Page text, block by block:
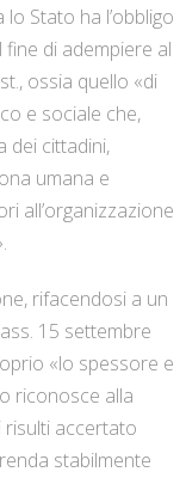
Stato ha l’obbligo
di adempiere al
ossia quello «di
e sociale che,
dei cittadini,
umana e
all’organizzazione
rifacendosi a un
15 settembre
«lo spessore e
riconosce alla
accertato
stabilmente